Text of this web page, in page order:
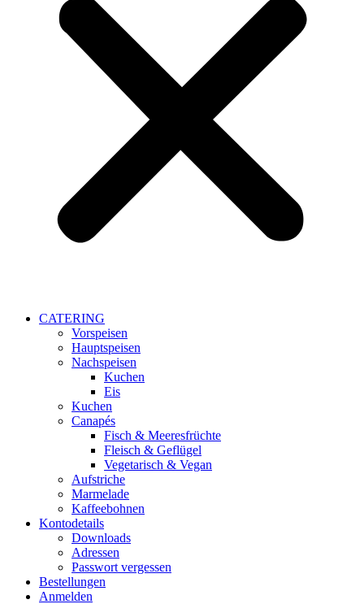
CATERING
Vorspeisen
Hauptspeisen
Nachspeisen
Kuchen
Eis
Kuchen
Canapés
Fisch & Meeresfrüchte
Fleisch & Geflügel
Vegetarisch & Vegan
Aufstriche
Marmelade
Kaffeebohnen
Kontodetails
Downloads
Adressen
Passwort vergessen
Bestellungen
Anmelden